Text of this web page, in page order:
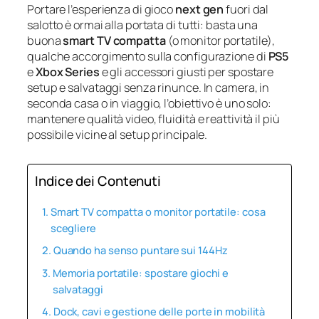
Portare l’esperienza di gioconext genfuori dal
salotto è ormai alla portata di tutti: basta una
buonasmart TV compatta(o monitor portatile),
qualche accorgimento sulla configurazione di PS5
eXbox Seriese gli accessori giusti per spostare
setup e salvataggi senza rinunce. In camera, in
seconda casa o in viaggio, l’obiettivo è uno solo:
mantenere qualità video, fluidità e reattività il più
possibile vicine al setup principale.
Indice dei Contenuti
Smart TV compatta o monitor portatile: cosa
scegliere
Quando ha senso puntare sui 144Hz
Memoria portatile: spostare giochi e
salvataggi
Dock, cavi e gestione delle porte in mobilità